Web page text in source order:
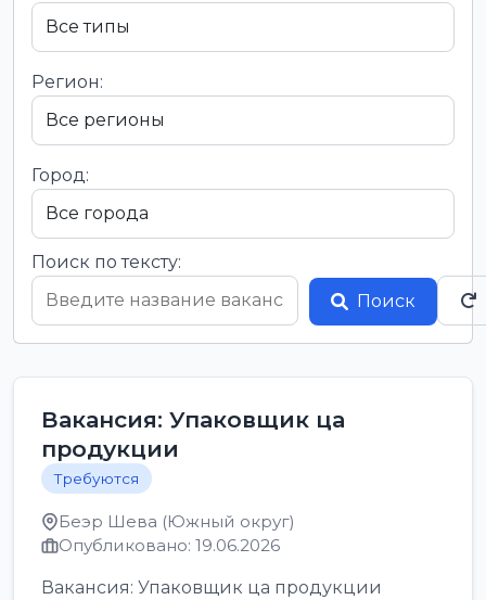
Регион:
Город:
Поиск по тексту:
Поиск
Вакансия: Упаковщик ца
продукции
Требуются
Беэр Шева (Южный округ)
Опубликовано: 19.06.2026
Вакансия: Упаковщик ца продукции